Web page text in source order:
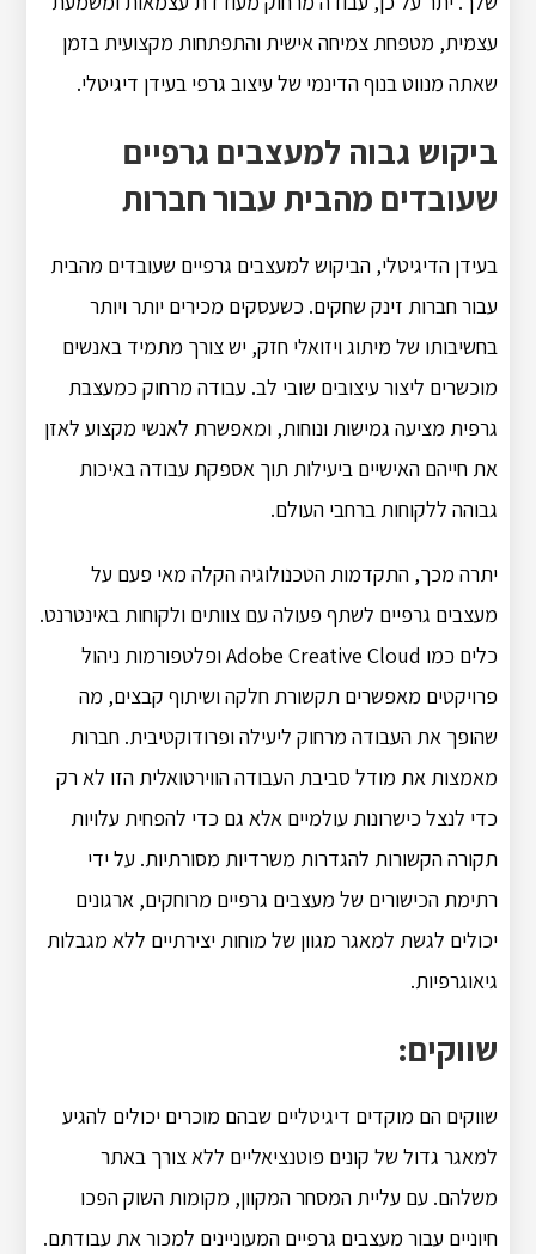
עצמית, מטפחת צמיחה אישית והתפתחות מקצועית בזמן
שאתה מנווט בנוף הדינמי של עיצוב גרפי בעידן דיגיטלי.
ביקוש גבוה למעצבים גרפיים
שעובדים מהבית עבור חברות
בעידן הדיגיטלי, הביקוש למעצבים גרפיים שעובדים מהבית
עבור חברות זינק שחקים. כשעסקים מכירים יותר ויותר
בחשיבותו של מיתוג ויזואלי חזק, יש צורך מתמיד באנשים
מוכשרים ליצור עיצובים שובי לב. עבודה מרחוק כמעצבת
גרפית מציעה גמישות ונוחות, ומאפשרת לאנשי מקצוע לאזן
את חייהם האישיים ביעילות תוך אספקת עבודה באיכות
גבוהה ללקוחות ברחבי העולם.
יתרה מכך, התקדמות הטכנולוגיה הקלה מאי פעם על
מעצבים גרפיים לשתף פעולה עם צוותים ולקוחות באינטרנט.
כלים כמו Adobe Creative Cloud ופלטפורמות ניהול
פרויקטים מאפשרים תקשורת חלקה ושיתוף קבצים, מה
שהופך את העבודה מרחוק ליעילה ופרודוקטיבית. חברות
מאמצות את מודל סביבת העבודה הווירטואלית הזו לא רק
כדי לנצל כישרונות עולמיים אלא גם כדי להפחית עלויות
תקורה הקשורות להגדרות משרדיות מסורתיות. על ידי
רתימת הכישורים של מעצבים גרפיים מרוחקים, ארגונים
יכולים לגשת למאגר מגוון של מוחות יצירתיים ללא מגבלות
גיאוגרפיות.
שווקים:
שווקים הם מוקדים דיגיטליים שבהם מוכרים יכולים להגיע
למאגר גדול של קונים פוטנציאליים ללא צורך באתר
משלהם. עם עליית המסחר המקוון, מקומות השוק הפכו
חיוניים עבור מעצבים גרפיים המעוניינים למכור את עבודתם.